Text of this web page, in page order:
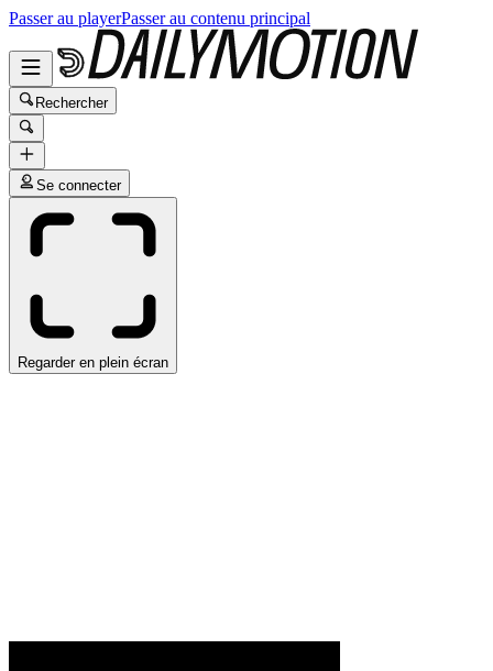
Passer au playerPasser au contenu principal
Rechercher
Se connecter
Regarder en plein écran